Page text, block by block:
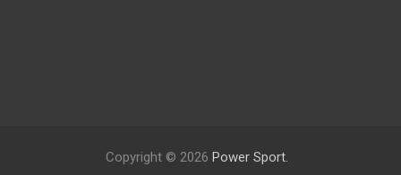
Copyright © 2026 Power Sport.